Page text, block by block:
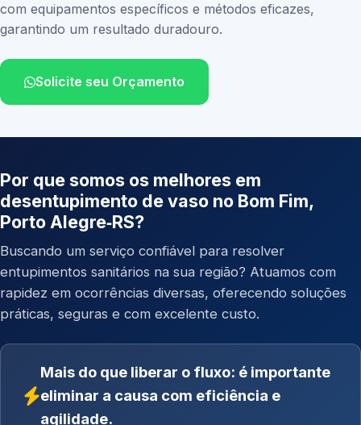
com equipamentos específicos e métodos eficazes,
garantindo um resultado duradouro.
Solicite seu Orçamento
Por que somos os melhores em
desentupimento de vaso no Bom Fim,
Porto Alegre‑RS?
Buscando um serviço confiável para resolver
entupimentos sanitários na sua região? Atuamos com
rapidez em ocorrências diversas, oferecendo soluções
práticas, seguras e com excelente custo.
Mais do que liberar o fluxo: é importante
eliminar a causa com eficiência e
agilidade.